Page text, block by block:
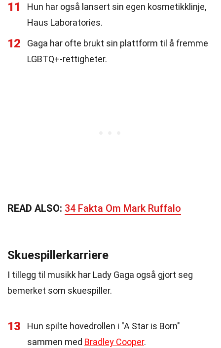
11
Hun har også lansert sin egen kosmetikklinje,
Haus Laboratories.
12
Gaga har ofte brukt sin plattform til å fremme
LGBTQ+-rettigheter.
READ ALSO: 34 Fakta Om Mark Ruffalo
Skuespillerkarriere
I tillegg til musikk har Lady Gaga også gjort seg
bemerket som skuespiller.
13
Hun spilte hovedrollen i "A Star is Born"
sammen med Bradley Cooper.